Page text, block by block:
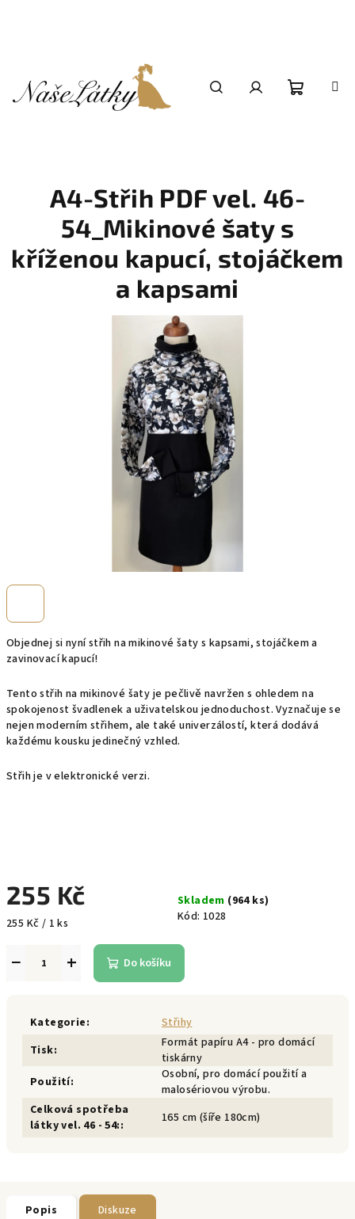
Objednej si nyní střih na mikinové šaty s kapsami, stojáčkem a
zavinovací kapucí!
Tento střih na mikinové šaty je pečlivě navržen s ohledem na
spokojenost švadlenek a uživatelskou jednoduchost. Vyznačuje se
nejen moderním střihem, ale také univerzálostí, která dodává
každému kousku jedinečný vzhled.
Střih je v elektronické verzi.
255 Kč
Měrná
255 Kč / 1 ks
Skladem (964 ks)
Kód: 1028
+
− Do košíku
Kategorie:
Střihy
Tisk:
Formát papíru A4 - pro domácí
tiskárny
Použití:
Osobní, pro domácí použití a
malosériovou výrobu.
Celková spotřeba
látky vel. 46 - 54:: 165 cm (šíře 180cm)
A4-Střih PDF vel. 46-
54_Mikinové šaty s
kříženou kapucí, stojáčkem
a kapsami
Popis Diskuze